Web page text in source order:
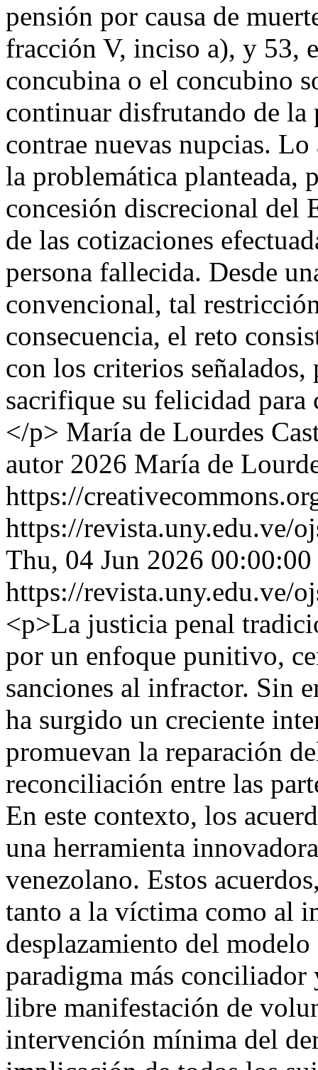
pensión por causa de
fracción V, inciso a), y 53,
concubina o el concubino
continuar disfrutando de la
contrae nuevas nupcias.
la problemática planteada,
concesión discrecional del
de las cotizaciones
persona fallecida. Desde
convencional, tal
consecuencia, el reto
con los criterios señalados,
sacrifique su felicidad
</p> María de Lourdes
autor 2026 María de
https://
https://revista.uny.edu.ve/
Thu, 04 Jun 2026
https://revista.uny.edu.ve/
<p>La justicia penal
por un enfoque punitivo,
sanciones al infractor. Sin
ha surgido un creciente
promuevan la reparación
reconciliación entre las
En este contexto, los
una herramienta
venezolano. Estos
tanto a la víctima como al
desplazamiento del
paradigma más
libre manifestación de
intervención mínima del